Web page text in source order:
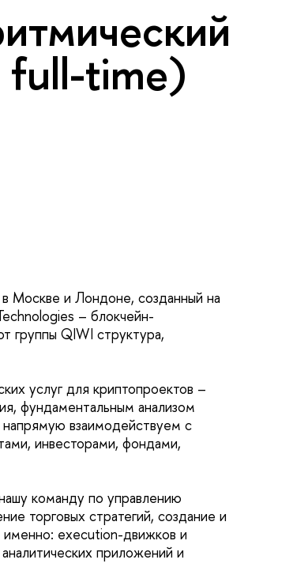
full-time)
Москве и Лондоне, созданный на
– блокчейн-
группы QIWI структура,
услуг для криптопроектов –
фундаментальным анализом
взаимодействуем с
инвесторами, фондами,
команду по управлению
торговых стратегий, создание и
именно: execution-движков и
приложений и